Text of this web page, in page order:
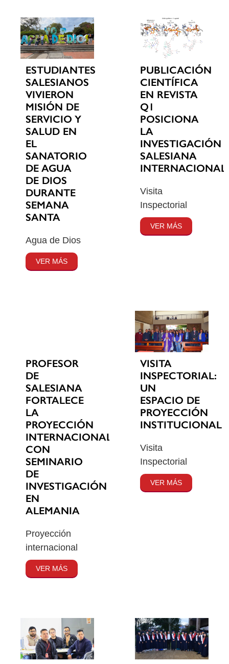
ESTUDIANTES
SALESIANOS
VIVIERON
MISIÓN DE
SERVICIO Y
SALUD EN
EL
SANATORIO
DE AGUA
DE DIOS
DURANTE
SEMANA
SANTA
Agua de Dios
VER MÁS
PUBLICACIÓN
CIENTÍFICA
EN REVISTA
Q1
POSICIONA
LA
INVESTIGACIÓN
SALESIANA
Visita
Inspectorial
VER MÁS
PROFESOR
DE
SALESIANA
FORTALECE
LA
PROYECCIÓN
INTERNACIONAL
CON
SEMINARIO
DE
INVESTIGACIÓN
EN
ALEMANIA
Proyección
internacional
VER MÁS
VISITA
INSPECTORIAL:
UN
ESPACIO DE
PROYECCIÓN
INSTITUCIONAL
Visita
Inspectorial
VER MÁS